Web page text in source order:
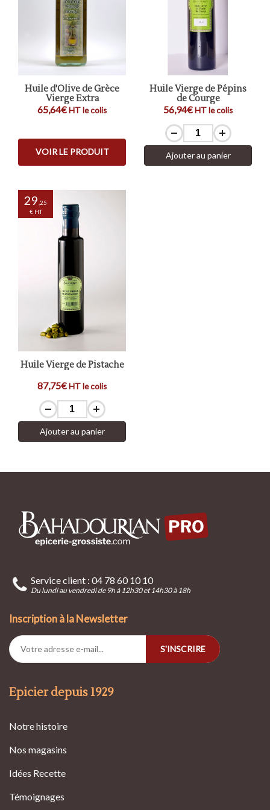
Huile d'Olive de Grèce
Vierge Extra
65,64€ HT le colis
VOIR LE PRODUIT
Huile Vierge de Pépins
de Courge
56,94€ HT le colis
Ajouter au panier
29 ,25
€ HT
Huile Vierge de Pistache
87,75€ HT le colis
Ajouter au panier
Service client : 04 78 60 10 10
Du lundi au vendredi de 9h à 12h30 et 14h30 à 18h
Inscription à la Newsletter
S'INSCRIRE
Epicier depuis 1929
Notre histoire
Nos magasins
Idées Recette
Témoignages